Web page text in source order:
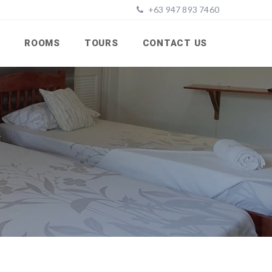
+63 947 893 7460
ROOMS TOURS CONTACT US